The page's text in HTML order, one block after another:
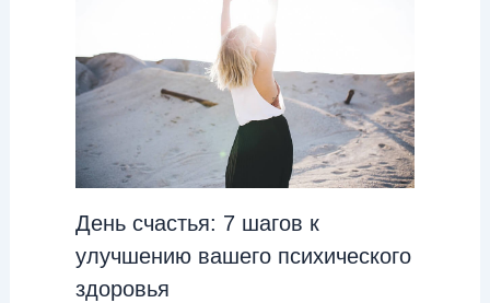
День cчастья: 7 шагов к
улучшению вашего психического
здоровья